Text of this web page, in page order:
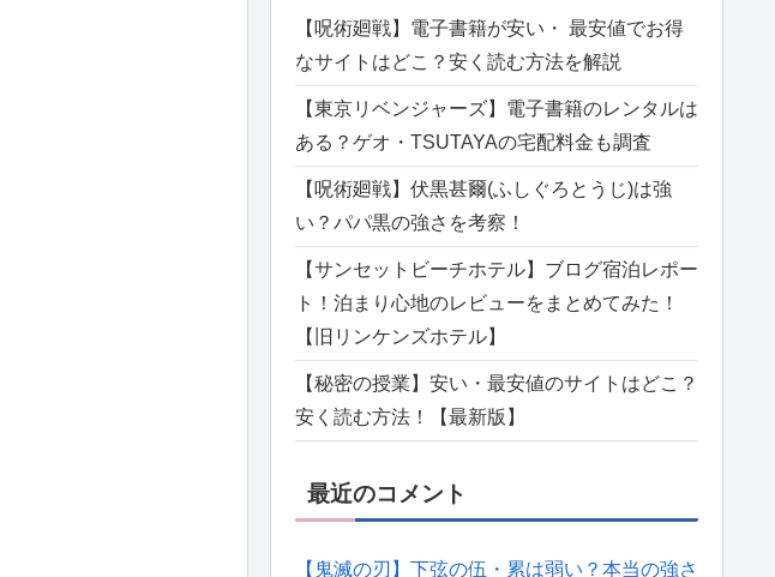
【呪術廻戦】電子書籍が安い・ 最安値でお得
なサイトはどこ？安く読む方法を解説
【東京リベンジャーズ】電子書籍のレンタルは
ある？ゲオ・TSUTAYAの宅配料金も調査
【呪術廻戦】伏黒甚爾(ふしぐろとうじ)は強
い？パパ黒の強さを考察！
【サンセットビーチホテル】ブログ宿泊レポー
ト！泊まり心地のレビューをまとめてみた！
【旧リンケンズホテル】
【秘密の授業】安い・最安値のサイトはどこ？
安く読む方法！【最新版】
最近のコメント
【鬼滅の刃】下弦の伍・累は弱い？本当の強さ